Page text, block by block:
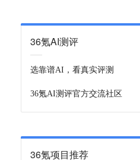
36氪AI测评
选靠谱AI，看真实评测
36氪AI测评官方交流社区
36氪项目推荐